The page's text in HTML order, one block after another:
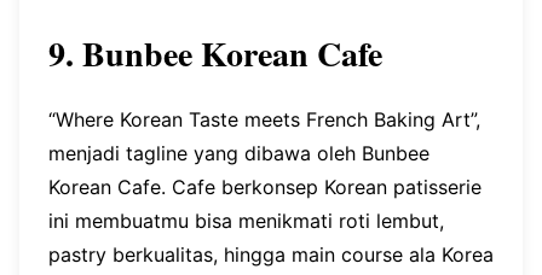
9. Bunbee Korean Cafe
“Where Korean Taste meets French Baking Art”,
menjadi tagline yang dibawa oleh Bunbee
Korean Cafe. Cafe berkonsep Korean patisserie
ini membuatmu bisa menikmati roti lembut,
pastry berkualitas, hingga main course ala Korea